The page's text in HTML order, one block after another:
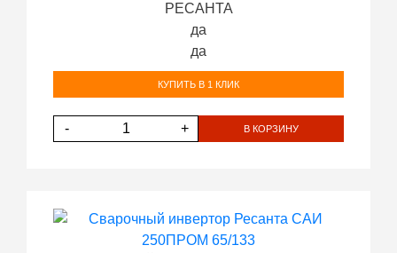
РЕСАНТА
да
да
КУПИТЬ В 1 КЛИК
- + В КОРЗИНУ